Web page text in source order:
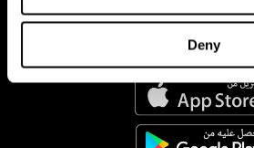
Denyتطبيق CogniFit